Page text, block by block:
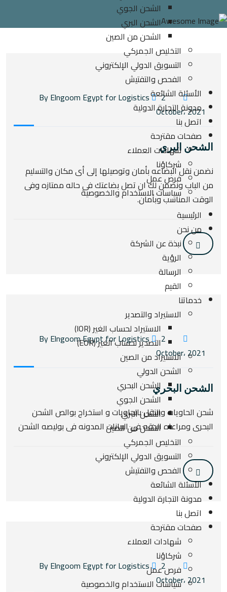
الشحن الجوي
الشحن البري
الشحن من الصين
التخليص الجمركي
التسويق الدولي الإلكتروني
الفحص والتفتيش
الأسئلة الشائعة
مدونة التجارة الدولية
اتصل بنا
صفحات مقترحة
شهادات العملاء
شركاؤنا
فرص عمل
سياسات الاستخدام والخصوصية
الرئيسية
من نحن
نبذة عن الشركة
الرؤية
الرسالة
القيم
خدماتنا
الاستيراد والتصدير
الاستيراد لحساب الغير (IOR)
التصدير لحساب الغير (EOR)
الاستيراد من الصين
الشحن الدولي
الشحن البحري
الشحن الجوي
الشحن البري
الشحن من الصين
التخليص الجمركي
التسويق الدولي الإلكتروني
الفحص والتفتيش
الأسئلة الشائعة
مدونة التجارة الدولية
اتصل بنا
صفحات مقترحة
شهادات العملاء
شركاؤنا
فرص عمل
سياسات الاستخدام والخصوصية
By Elngoom Egypt for Logistics
2
October، 2021
الشحن البري
نضمن نقل البضاعه بأمان وتوصيلها إلى أى مكان والتسليم
من الباب ونضمن لك ان تصل بضاعتك فى حاله ممتازه وفى
الوقت المناسب وبأمان.
2
October، 2021
الشحن البحري
شحن الحاويات والنقل بالحاويات و استخراج بوالص الشحن
البحرى ومراعاه الدقه فى البيانات المدونه فى بوليصه الشحن
2
October، 2021